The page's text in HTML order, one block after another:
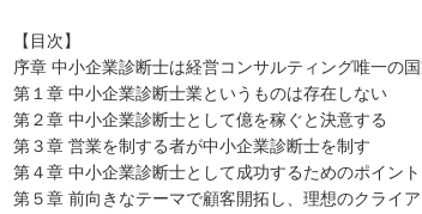
【目次】
序章 中小企業診断士は経営コンサルティング唯一の
第１章 中小企業診断士業というものは存在しない
第２章 中小企業診断士として億を稼ぐと決意する
第３章 営業を制する者が中小企業診断士を制す
第４章 中小企業診断士として成功するためのポイント
第５章 前向きなテーマで顧客開拓し、理想のクライ